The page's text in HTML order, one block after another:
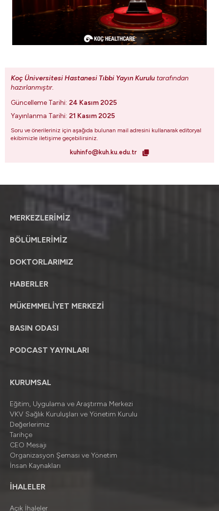
Koç Üniversitesi Hastanesi Tıbbi Yayın Kurulu tarafından
hazırlanmıştır.
Güncelleme Tarihi: 24 Kasım 2025
Yayınlanma Tarihi: 21 Kasım 2025
Soru ve önerileriniz için aşağıda bulunan mail adresini kullanarak editoryal
ekibimizle iletişime geçebilirsiniz.
kuhinfo@kuh.ku.edu.tr
MERKEZLERİMİZ
BÖLÜMLERİMİZ
DOKTORLARIMIZ
HABERLER
MÜKEMMELİYET MERKEZİ
BASIN ODASI
PODCAST YAYINLARI
KURUMSAL
Eğitim, Uygulama ve Araştırma Merkezi
VKV Sağlık Kuruluşları ve Yönetim Kurulu
Değerlerimiz
Tarihçe
CEO Mesajı
Organizasyon Şeması ve Yönetim
İnsan Kaynakları
İHALELER
Açık İhaleler